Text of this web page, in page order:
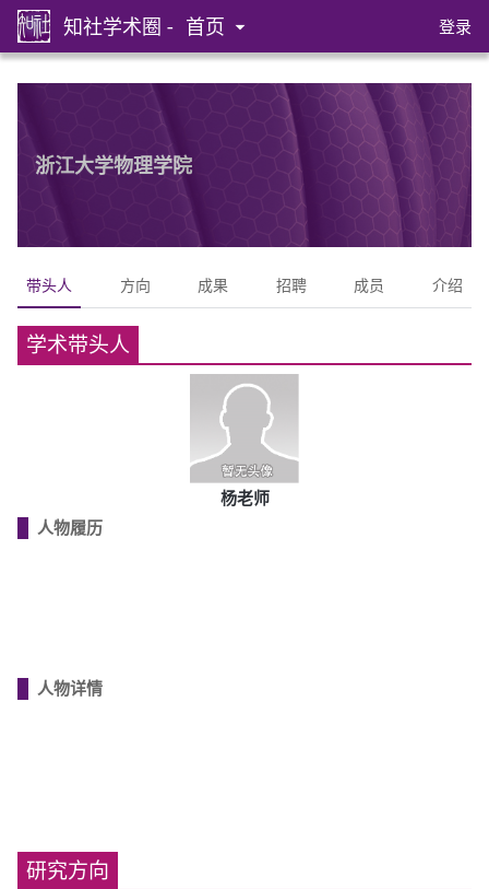
知社学术圈 - 首页 登录
浙江大学物理学院
带头人 方向 成果 招聘 成员 介绍
学术带头人
杨老师
人物履历
人物详情
研究方向